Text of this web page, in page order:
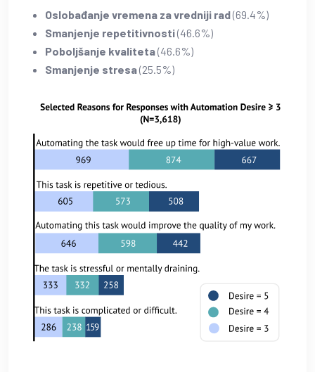
Oslobađanje vremena za vredniji rad(69.4%)
Smanjenje repetitivnosti(46.6%)
Poboljšanje kvaliteta(46.6%)
Smanjenje stresa(25.5%)